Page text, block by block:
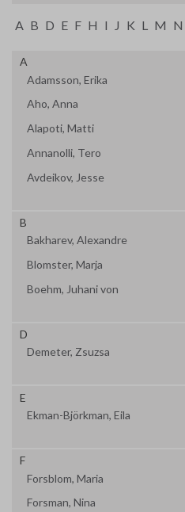
A B D E F H I J K L M N
A
Adamsson, Erika
Aho, Anna
Alapoti, Matti
Annanolli, Tero
Avdeikov, Jesse
B
Bakharev, Alexandre
Blomster, Marja
Boehm, Juhani von
D
Demeter, Zsuzsa
E
Ekman-Björkman, Eila
F
Forsblom, Maria
Forsman, Nina